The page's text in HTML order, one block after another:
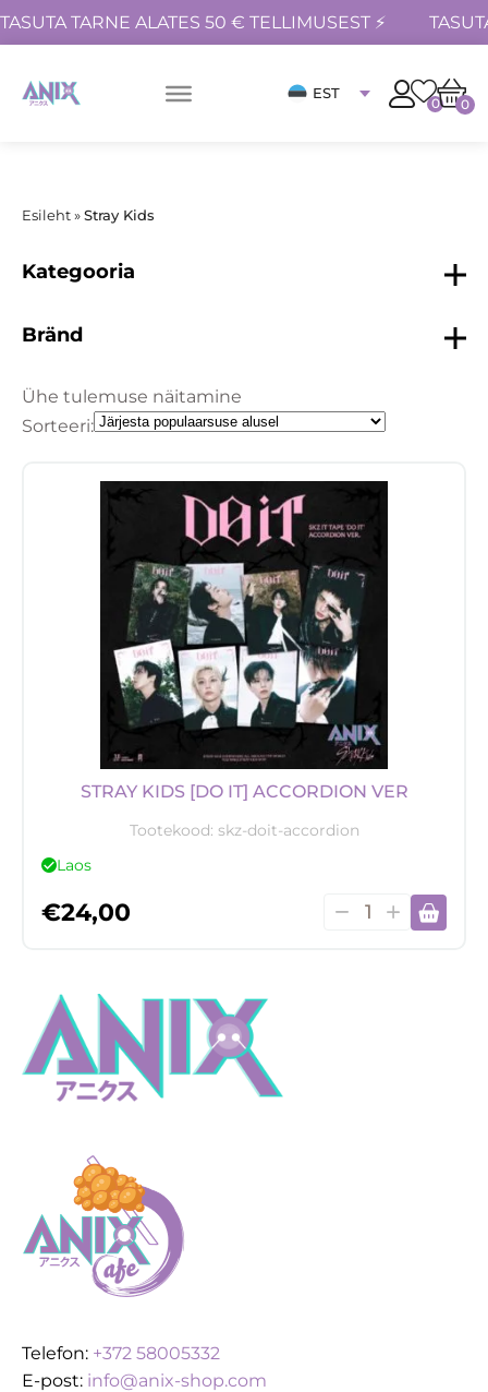
TASUTA TARNE ALATES 50 € TELLIMUSEST ⚡
EST
0 0
Esileht»Stray Kids
Kategooria
Bränd
Ühe tulemuse näitamine
Sorteeri:
STRAY KIDS [DO IT] ACCORDION VER
Tootekood: skz-doit-accordion
Laos
€24,00
STRAY
Telefon: +372 58005332
E-post: info@anix-shop.com